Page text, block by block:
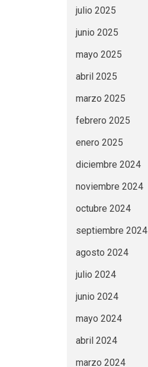
julio 2025
junio 2025
mayo 2025
abril 2025
marzo 2025
febrero 2025
enero 2025
diciembre 2024
noviembre 2024
octubre 2024
septiembre 2024
agosto 2024
julio 2024
junio 2024
mayo 2024
abril 2024
marzo 2024